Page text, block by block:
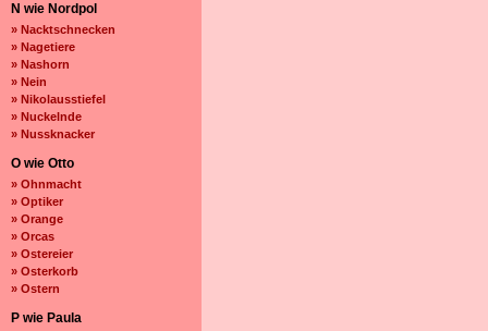
N wie Nordpol
» Nacktschnecken
» Nagetiere
» Nashorn
» Nein
» Nikolausstiefel
» Nuckelnde
» Nussknacker
O wie Otto
» Ohnmacht
» Optiker
» Orange
» Orcas
» Ostereier
» Osterkorb
» Ostern
P wie Paula